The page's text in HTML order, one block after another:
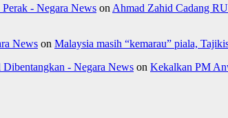
- Negara News on Ahmad Zahid Cadang
News on Malaysia masih “kemarau” piala,
- Negara News on Kekalkan PM